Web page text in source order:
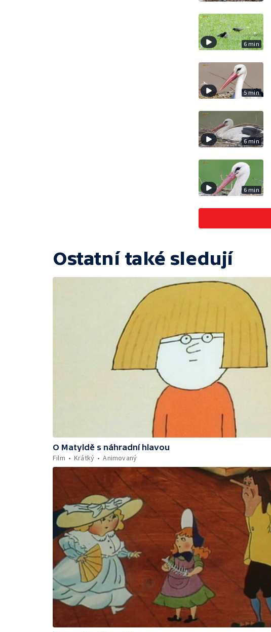
6 min
5 min
6 min
6 min
Ostatní také sledují
O Matyldě s náhradní hlavou
Film
Krátký Animovaný